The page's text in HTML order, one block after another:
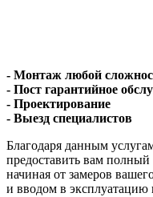
- Монтаж любой
- Пост гарантийное
- Проектирование
- Выезд специалистов
Благодаря данным
предоставить вам
начиная от замеров
и вводом в эксплуатацию